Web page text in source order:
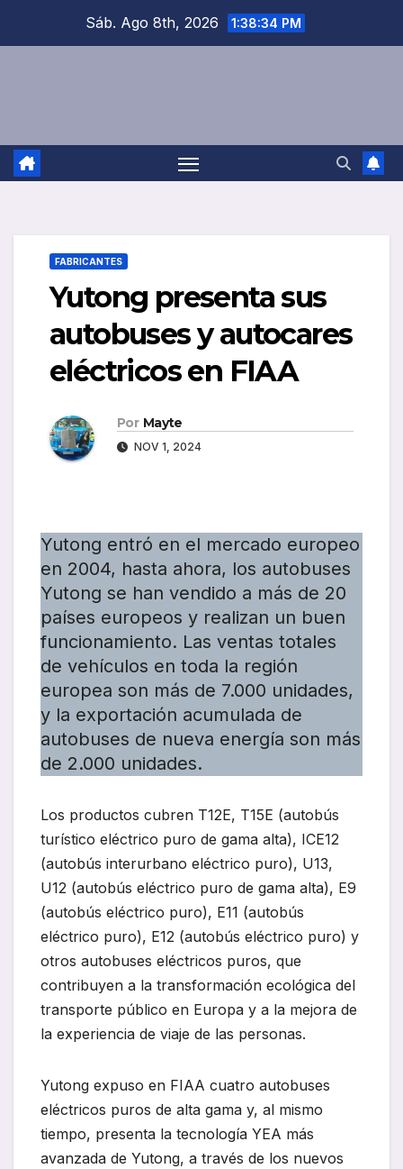
Sáb. Ago 8th, 2026 1:38:34 PM
FABRICANTES
Yutong presenta sus
autobuses y autocares
eléctricos en FIAA
Por Mayte
NOV 1, 2024
Yutong entró en el mercado europeo
en 2004, hasta ahora, los autobuses
Yutong se han vendido a más de 20
países europeos y realizan un buen
funcionamiento. Las ventas totales
de vehículos en toda la región
europea son más de 7.000 unidades,
y la exportación acumulada de
autobuses de nueva energía son más
de 2.000 unidades.
Los productos cubren T12E, T15E (autobús
turístico eléctrico puro de gama alta), ICE12
(autobús interurbano eléctrico puro), U13,
U12 (autobús eléctrico puro de gama alta), E9
(autobús eléctrico puro), E11 (autobús
eléctrico puro), E12 (autobús eléctrico puro) y
otros autobuses eléctricos puros, que
contribuyen a la transformación ecológica del
transporte público en Europa y a la mejora de
la experiencia de viaje de las personas.
Yutong expuso en FIAA cuatro autobuses
eléctricos puros de alta gama y, al mismo
tiempo, presenta la tecnología YEA más
avanzada de Yutong, a través de los nuevos